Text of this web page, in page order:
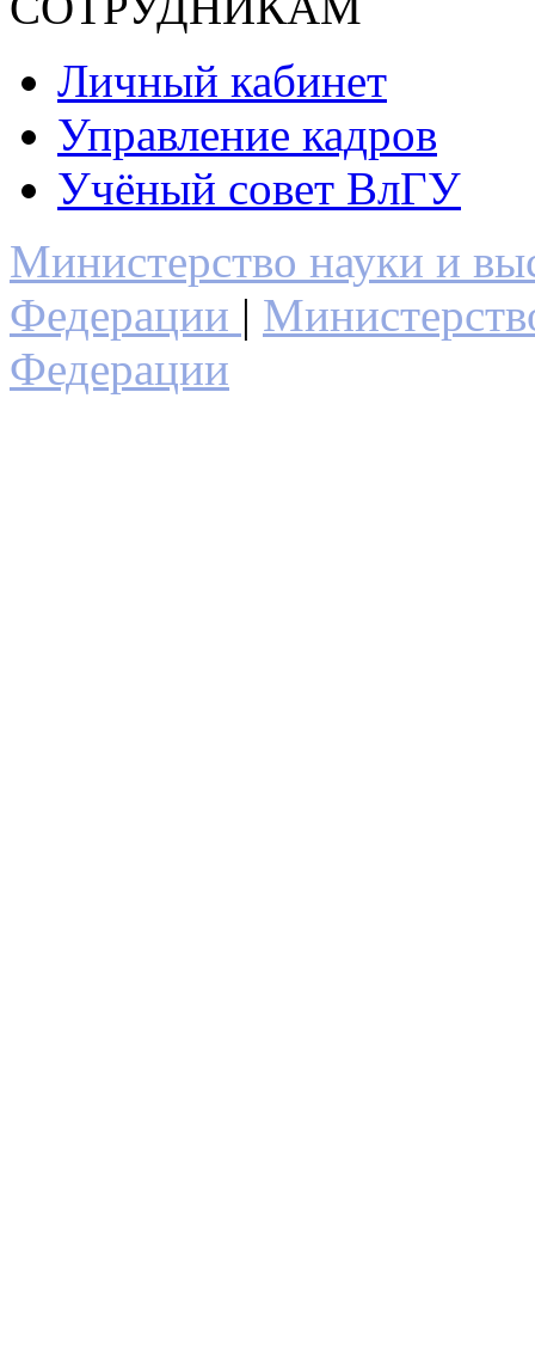
Личный кабинет
Управление кадров
Учёный совет ВлГУ
Министерство науки и
Федерации |
Федерации